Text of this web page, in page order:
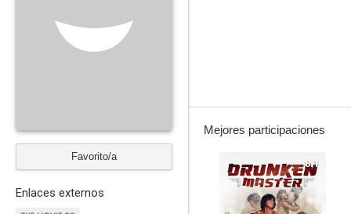
Favorito/a
Enlaces externos
Mejores participaciones
8.1